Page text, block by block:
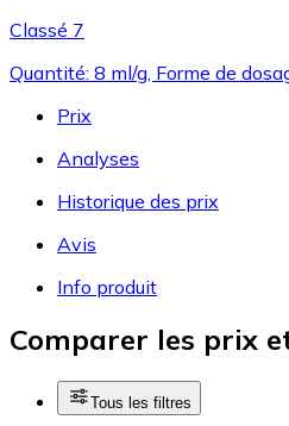
Classé 7
Quantité: 8 ml/g, Forme de
Prix
Analyses
Historique des prix
Avis
Info produit
Comparer les prix
Tous les filtres